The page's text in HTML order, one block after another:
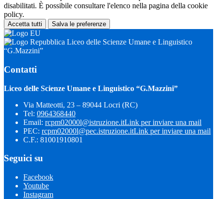
disabilitati. È possibile consultare l'elenco nella pagina della cookie
policy.
Accetta tutti Salva le preferenze
Liceo delle Scienze Umane e Linguistico
“G.Mazzini”
Contatti
Liceo delle Scienze Umane e Linguistico “G.Mazzini”
Via Matteotti, 23 – 89044 Locri (RC)
Tel: 0964368440
Email: rcpm02000l@istruzione.itLink per inviare una mail
PEC: rcpm02000l@pec.istruzione.itLink per inviare una mail
C.F.: 81001910801
Seguici su
Facebook
Youtube
Instagram